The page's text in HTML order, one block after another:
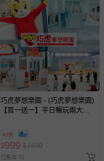
巧虎夢想樂園 - (巧虎夢想樂園)
【買一送一】平日暢玩兩大一
換，贈送券現場領取)-效期至
2026/10/16 正券逾期視同現金
券使用
62折
$999 $1600
已售出 72